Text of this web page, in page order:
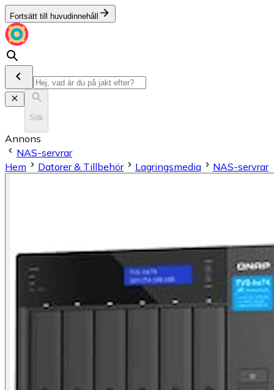
Fortsätt till huvudinnehåll
Sök
Annons
NAS-servrar
Hem
Datorer & Tillbehör Lagringsmedia NAS-servrar